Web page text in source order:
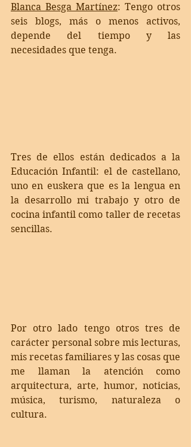
Blanca Besga Martínez: Tengo otros
seis blogs, más o menos activos,
depende del tiempo y las
necesidades que tenga.
Tres de ellos están dedicados a la
Educación Infantil: el de castellano,
uno en euskera que es la lengua en
la desarrollo mi trabajo y otro de
cocina infantil como taller de recetas
sencillas.
Por otro lado tengo otros tres de
carácter personal sobre mis lecturas,
mis recetas familiares y las cosas que
me llaman la atención como
arquitectura, arte, humor, noticias,
música, turismo, naturaleza o
cultura.